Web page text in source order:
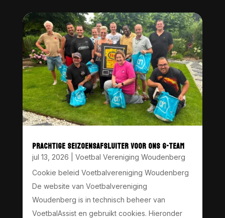
PRACHTIGE SEIZOENSAFSLUITER VOOR ONS G-TEAM
jul 13, 2026
Voetbal Vereniging Woudenberg
Cookie beleid Voetbalvereniging Woudenberg
De website van Voetbalvereniging
Woudenberg is in technisch beheer van
VoetbalAssist en gebruikt cookies. Hieronder